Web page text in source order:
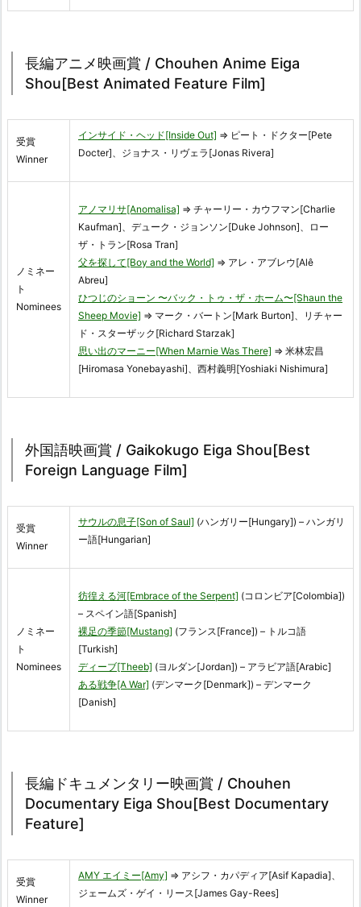
長編アニメ映画賞 / Chouhen Anime Eiga
Shou[Best Animated Feature Film]
受賞
Winner
インサイド・ヘッド[Inside Out] ⇒ ピート・ドクター[Pete
Docter]、ジョナス・リヴェラ[Jonas Rivera]
ノミネー
ト
Nominees
アノマリサ[Anomalisa] ⇒ チャーリー・カウフマン[Charlie
Kaufman]、デューク・ジョンソン[Duke Johnson]、ロー
ザ・トラン[Rosa Tran]
父を探して[Boy and the World] ⇒ アレ・アブレウ[Alê
Abreu]
ひつじのショーン 〜バック・トゥ・ザ・ホーム〜[Shaun the
Sheep Movie] ⇒ マーク・バートン[Mark Burton]、リチャー
ド・スターザック[Richard Starzak]
思い出のマーニー[When Marnie Was There] ⇒ 米林宏昌
[Hiromasa Yonebayashi]、西村義明[Yoshiaki Nishimura]
外国語映画賞 / Gaikokugo Eiga Shou[Best
Foreign Language Film]
受賞
Winner
サウルの息子[Son of Saul] (ハンガリー[Hungary]) – ハンガリ
ー語[Hungarian]
ノミネー
ト
Nominees
彷徨える河[Embrace of the Serpent] (コロンビア[Colombia])
– スペイン語[Spanish]
裸足の季節[Mustang] (フランス[France]) – トルコ語
[Turkish]
ディーブ[Theeb] (ヨルダン[Jordan]) – アラビア語[Arabic]
ある戦争[A War] (デンマーク[Denmark]) – デンマーク
[Danish]
長編ドキュメンタリー映画賞 / Chouhen
Documentary Eiga Shou[Best Documentary
Feature]
受賞
Winner
AMY エイミー[Amy] ⇒ アシフ・カパディア[Asif Kapadia]、
ジェームズ・ゲイ・リース[James Gay-Rees]